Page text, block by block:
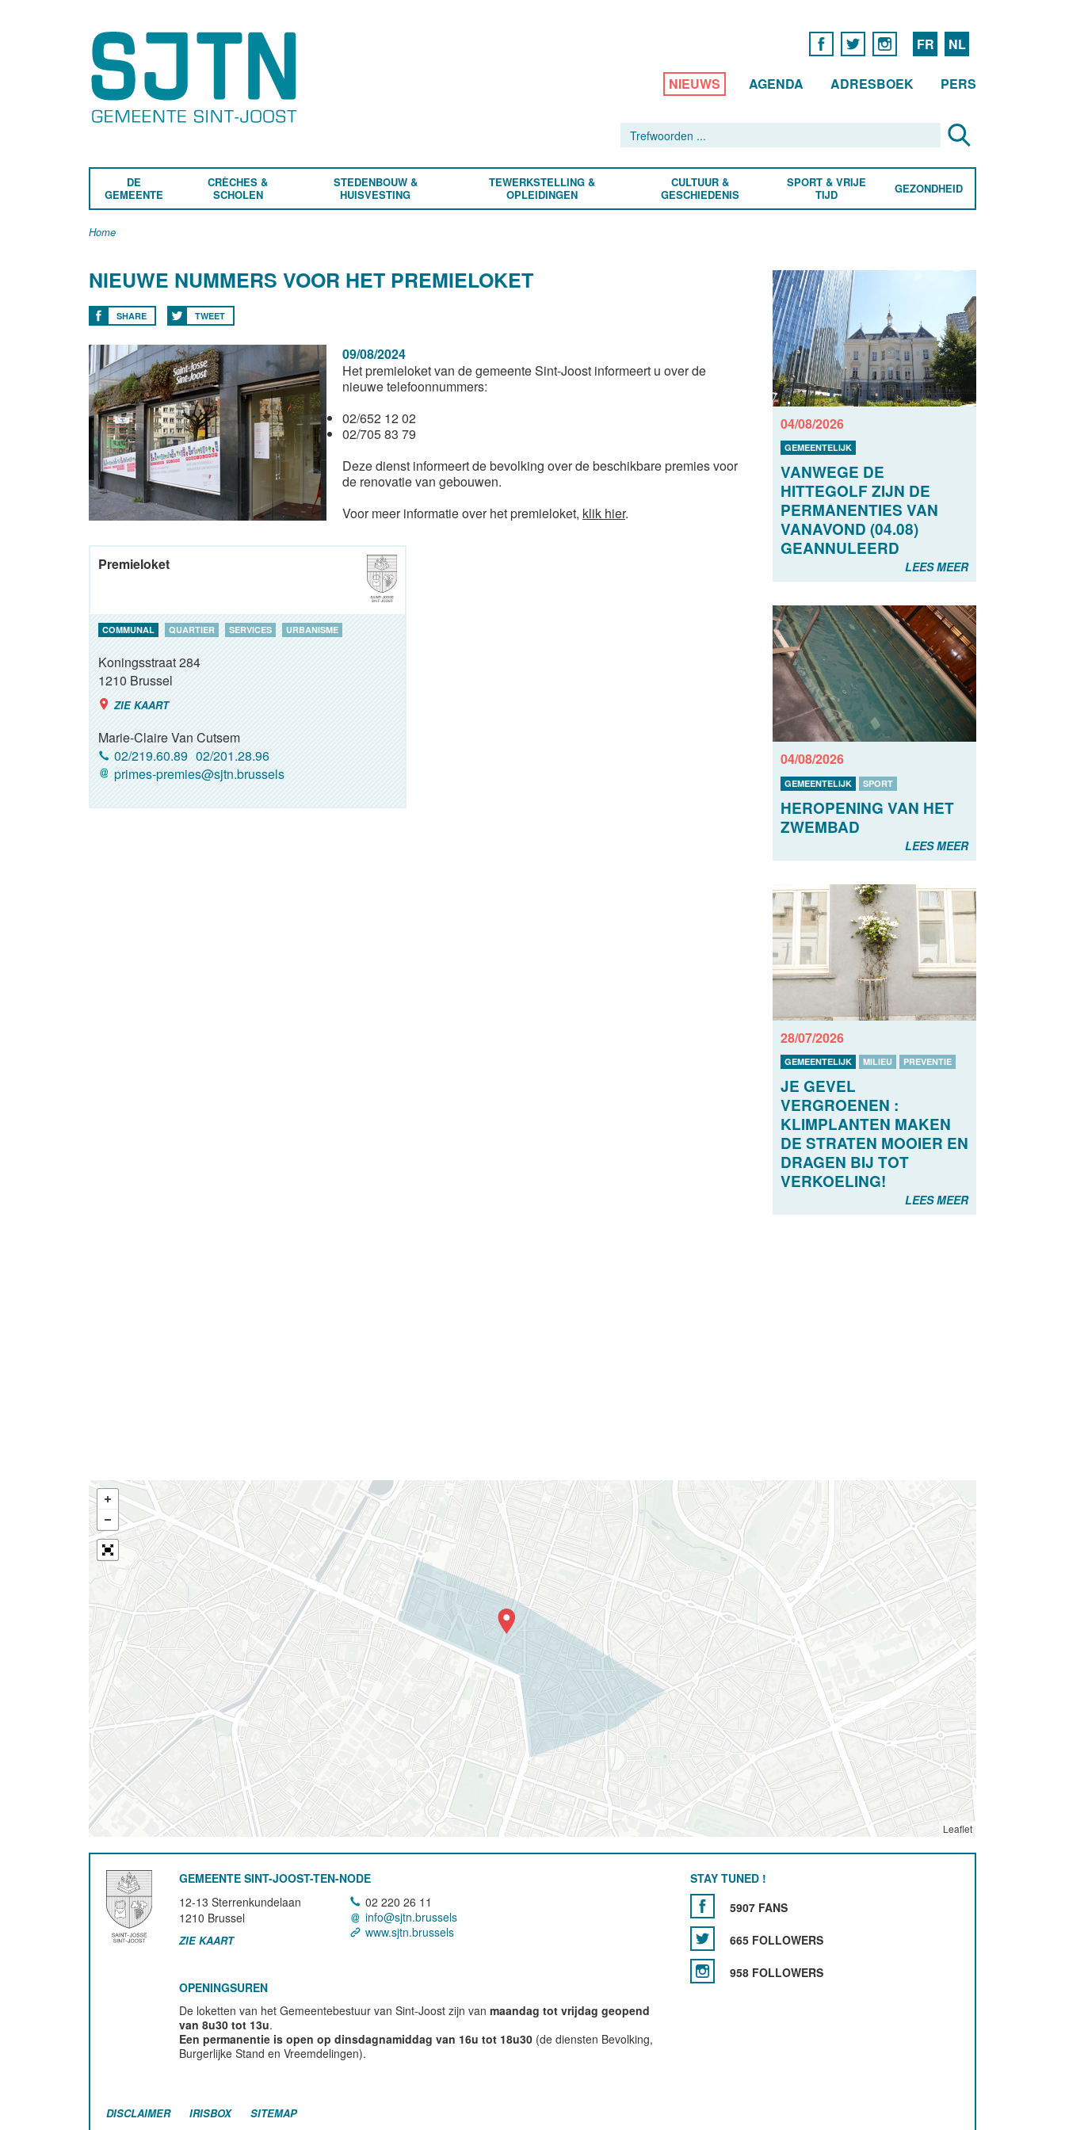
FR NL
NIEUWS AGENDA ADRESBOEK PERS
DE
GEMEENTE
CRÈCHES &
SCHOLEN
STEDENBOUW &
HUISVESTING
TEWERKSTELLING &
OPLEIDINGEN
CULTUUR &
GESCHIEDENIS
SPORT & VRIJE
TIJD
GEZONDHEID
Home
NIEUWE NUMMERS VOOR HET PREMIELOKET
SHARE TWEET
09/08/2024
Het premieloket van de gemeente Sint-Joost informeert u over de
nieuwe telefoonnummers:
02/652 12 02
02/705 83 79
Deze dienst informeert de bevolking over de beschikbare premies voor
de renovatie van gebouwen.
Voor meer informatie over het premieloket, klik hier.
Premieloket
COMMUNAL QUARTIER SERVICES URBANISME
Koningsstraat 284
1210Brussel
ZIE KAART
Marie-Claire Van Cutsem
02/219.60.89 02/201.28.96
primes-premies@sjtn.brussels
04/08/2026
GEMEENTELIJK
VANWEGE DE
HITTEGOLF ZIJN DE
PERMANENTIES VAN
VANAVOND (04.08)
GEANNULEERD
LEES MEER
04/08/2026
GEMEENTELIJK SPORT
HEROPENING VAN HET
ZWEMBAD
LEES MEER
28/07/2026
GEMEENTELIJK MILIEU PREVENTIE
JE GEVEL
VERGROENEN :
KLIMPLANTEN MAKEN
DE STRATEN MOOIER EN
DRAGEN BIJ TOT
VERKOELING!
LEES MEER
Leaflet
GEMEENTE SINT-JOOST-TEN-NODE
12-13 Sterrenkundelaan
1210 Brussel
ZIE KAART
02 220 26 11
info@sjtn.brussels
www.sjtn.brussels
OPENINGSUREN
De loketten van het Gemeentebestuur van Sint-Joost zijn vanmaandag tot vrijdag geopend
van 8u30 tot 13u.
Een permanentie is open op dinsdagnamiddag van 16u tot 18u30 (de diensten Bevolking,
Burgerlijke Stand en Vreemdelingen).
STAY TUNED !
5907 FANS
665 FOLLOWERS
958 FOLLOWERS
DISCLAIMER IRISBOX SITEMAP